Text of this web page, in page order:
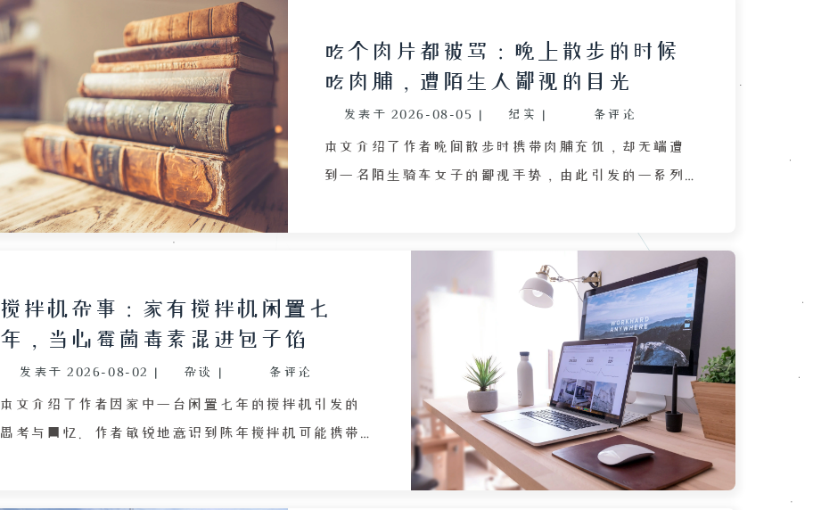
吃个肉片都被骂：晚上散步的时候
吃肉脯，遭陌生人鄙视的目光
发表于 2026-08-05 | 纪实 | 条评论
本文介绍了作者晚间散步时携带肉脯充饥，却无端遭
到一名陌生骑车女子的鄙视手势，由此引发的一系列
未招惹他人的情况下被恶意对待，难以理解对方的心
理动机。文章由此延伸到对社会现象的反思，指出当
今社会人群复杂多样，既有网络骂战中围绕人性善恶
的激烈争论，也有因社交圈层不同而导致的认知割
裂。作者认为，不同平台、不同群体虽然共享相似的
信息内容，却会自发形成社会分层，使得人们对同一
事件产生截然不同的看法。通过个人经历与社会观察
的结合，文章表达了对人际关系疏离、网络对立加剧
以及人性善恶难辨的感慨，并暗示这种无序与误解可
能源于社会本身的分化。
搅拌机杂事：家有搅拌机闲置七
年，当心霉菌毒素混进包子馅
发表于 2026-08-02 | 杂谈 | 条评论
本文介绍了作者因家中一台闲置七年的搅拌机引发的
思考与回忆。作者敏锐地意识到陈年搅拌机可能携带